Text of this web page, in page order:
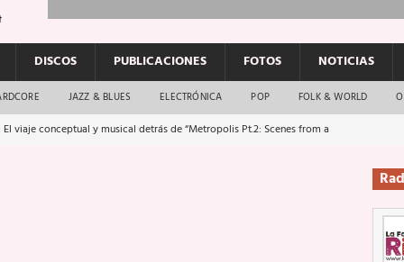
DISCOS PUBLICACIONES FOTOS NOTICIAS
JAZZ & BLUES ELECTRÓNICA POP FOLK & WORLD
El viaje conceptual y musical detrás de “Metropolis Pt.2: Scenes from a
El rock urbano sigue en buenas manos
que van a escucharte te saludan